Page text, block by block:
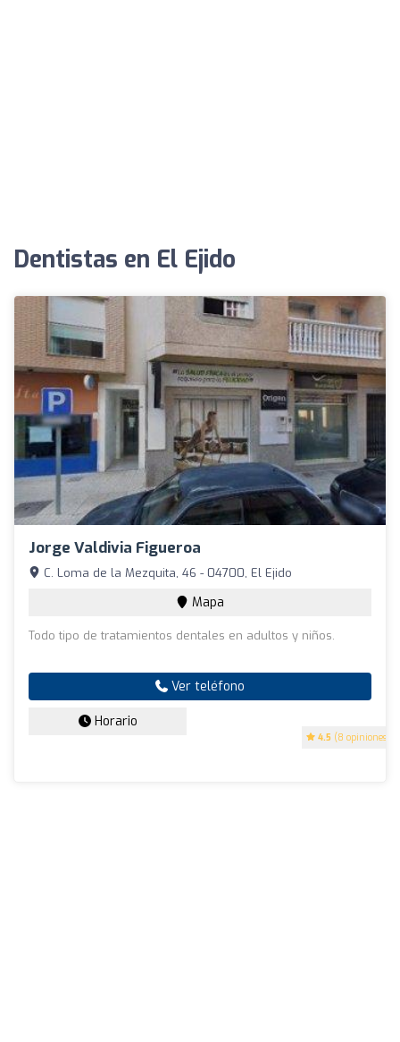
Dentistas en El Ejido
Jorge Valdivia Figueroa
4.5 (8 opiniones)
C. Loma de la Mezquita, 46 - 04700, El Ejido
Mapa
Todo tipo de tratamientos dentales en adultos y niños.
Ver teléfono
Horario